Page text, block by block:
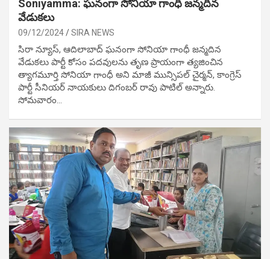
Soniyamma: ఘ‌నంగా సోనియా గాంధీ జ‌న్మ‌దిన
వేడుక‌లు
09/12/2024 SIRA NEWS
సిరా న్యూస్, ఆదిలాబాద్ ఘ‌నంగా సోనియా గాంధీ జ‌న్మ‌దిన
వేడుక‌లు పార్టీ కోసం ప‌ద‌వుల‌ను తృణ ప్రాయంగా త్య‌జించిన
త్యాగమూర్తి సోనియా గాంధీ అని మాజీ మున్సిప‌ల్ చైర్మ‌న్, కాంగ్రెస్
పార్టీ సీనియ‌ర్ నాయ‌కులు దిగంబ‌ర్ రావు పాటిల్ అన్నారు.
సోమవారం…